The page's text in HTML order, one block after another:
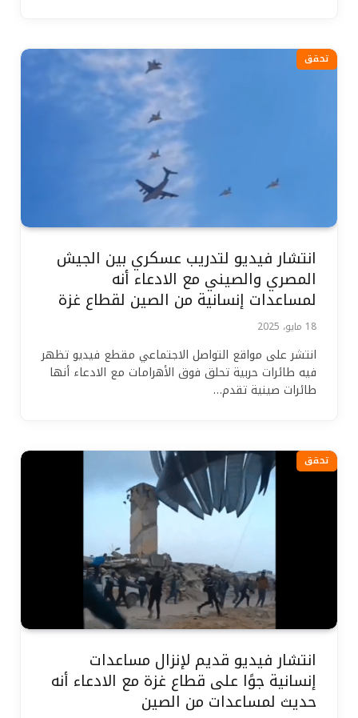
تحقق
انتشار فيديو لتدريب عسكري بين الجيش
المصري والصيني مع الادعاء أنه
لمساعدات إنسانية من الصين لقطاع غزة
18 مايو، 2025
انتشر على مواقع التواصل الاجتماعي مقطع فيديو تظهر
فيه طائرات حربية تحلق فوق الأهرامات مع الادعاء أنها
طائرات صينية تقدم…
تحقق
انتشار فيديو قديم لإنزال مساعدات
إنسانية جوًا على قطاع غزة مع الادعاء أنه
حديث لمساعدات من الصين